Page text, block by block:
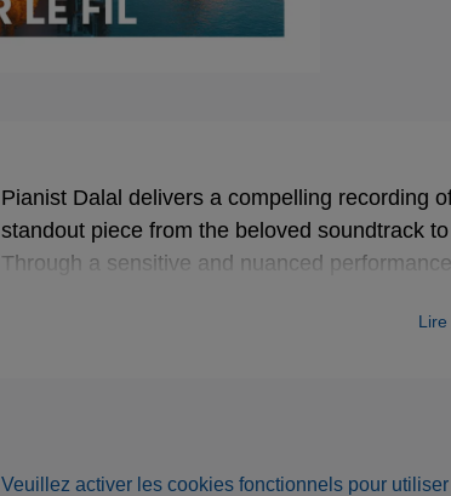
Pianist Dalal delivers a compelling recording
standout piece from the beloved soundtrack
Through a sensitive and nuanced
Lire
Veuillez activer les cookies fonctionnels pour utiliser